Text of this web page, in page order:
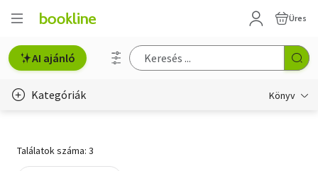
Üres
AI ajánló
Kategóriák Könyv
Találatok száma: 3